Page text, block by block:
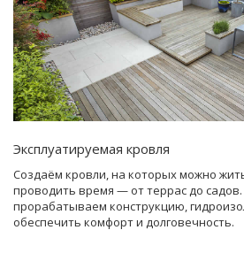
Эксплуатируемая кровля
Создаём кровли, на которых можно
проводить время — от террас до
прорабатываем конструкцию,
обеспечить комфорт и долговечность.